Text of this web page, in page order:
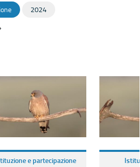
2024
e partecipazione